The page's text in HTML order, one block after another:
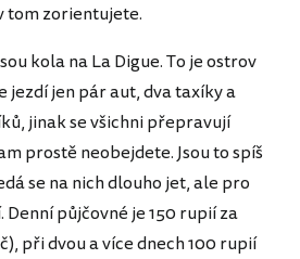
tom zorientujete.
kola na La Digue. To je ostrov
jezdí jen pár aut, dva taxíky a
jinak se všichni přepravují
prostě neobejdete. Jsou to spíš
se na nich dlouho jet, ale pro
půjčovné je 150 rupií za
při dvou a více dnech 100 rupií